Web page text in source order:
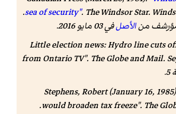
sea of security". The Windsor Star
. Windsor, Ontario.
الأصلفي 03 مايو 2016.
"Little election news: Hydro line cuts
from Ontario TV". The Globe and Mail.
Stephens, Robert (January 16,
would broaden tax freeze". The
.